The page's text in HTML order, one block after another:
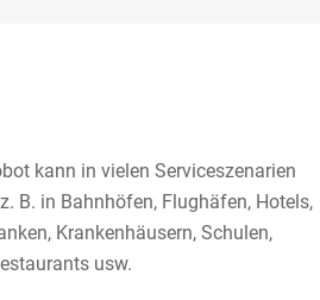
kann in vielen Serviceszenarien
B. in Bahnhöfen, Flughäfen, Hotels,
Krankenhäusern, Schulen,
usw.